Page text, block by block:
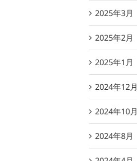
2025年3月
2025年2月
2025年1月
2024年12月
2024年10月
2024年8月